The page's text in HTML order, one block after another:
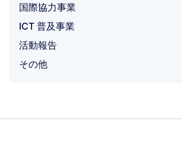
国際協力事業
ICT 普及事業
活動報告
その他